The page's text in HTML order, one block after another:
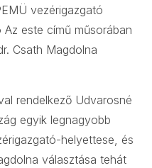
vezérigazgató
este című műsorában
Csath Magdolna
rendelkező Udvarosné
egyik legnagyobb
helyettese, és
választása tehát